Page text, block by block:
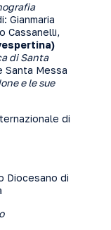
Gianmaria
Cassanelli,
di Santa
Santa Messa
e le sue
di
Diocesano di